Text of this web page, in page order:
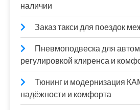
наличии
Заказ такси для поездок
Пневмоподвеска для
регулировкой клиренса и
Тюнинг и модернизация
надёжности и комфорта